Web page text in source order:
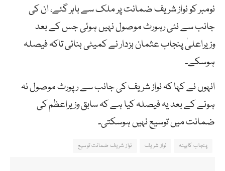
نومبر کو نواز شریف ضمانت پر ملک سے باہر گئے، ان کی
جانب سے نئی رہورٹ موصول نہیں ہوئی جس کے بعد
وزیراعلیٰ پنجاب عثمان بزدار نے کمیٹی بنائی تاکہ فیصلہ
ہوسکے۔
انہوں نے کہا کہ نواز شریف کی جانب سے رپورٹ موصول نہ
ہونے کے بعد یہ فیصلہ کیا ہے کہ سابق وزیراعظم کی
ضمانت میں توسیع نہیں ہوسکتی۔
پنجاب کابینہ نواز شریف نواز شریف ضمانت توسیع